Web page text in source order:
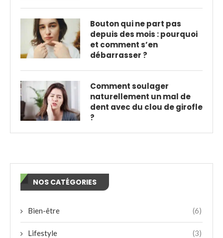
Bouton qui ne part pas
depuis des mois : pourquoi
et comment s’en
débarrasser ?
Comment soulager
naturellement un mal de
dent avec du clou de girofle
?
NOS CATÉGORIES
Bien-être (6)
Lifestyle (3)